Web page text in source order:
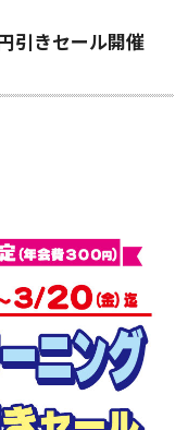
引きセール開催